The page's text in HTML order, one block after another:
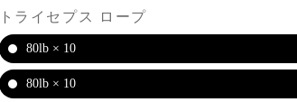
トライセプス ロープ
80lb × 10
80lb × 10